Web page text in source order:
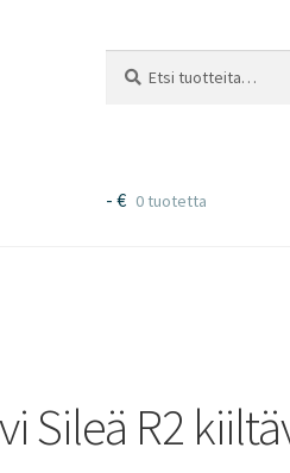
- € 0 tuotetta
Sileä R2